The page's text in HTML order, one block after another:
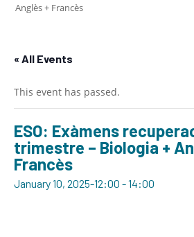
Anglès + Francès
« All Events
This event has passed.
ESO: Exàmens
trimestre – Biologia +
Francès
January 10, 2025-12:00 -14:00